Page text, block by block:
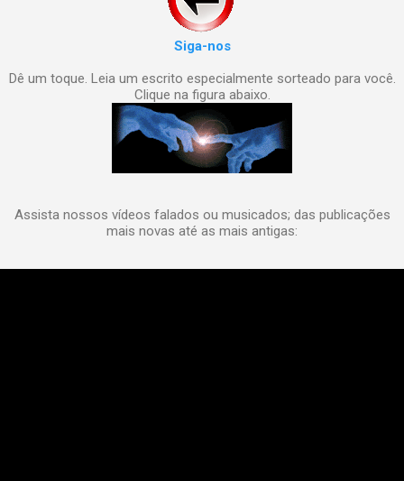
Siga-nos
Dê um toque. Leia um escrito especialmente sorteado para você.
Clique na figura abaixo.
Assista nossos vídeos falados ou musicados; das publicações
mais novas até as mais antigas: